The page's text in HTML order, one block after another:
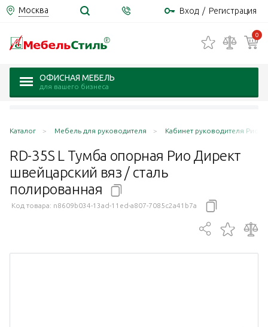
Москва Вход / Регистрация
0
ОФИСНАЯ МЕБЕЛЬ
для вашего бизнеса
Каталог Мебель для руководителя Кабинет руководителя Рио
RD-35S L Тумба опорная Рио Директ
швейцарский вяз / сталь
полированная
Код товара: n8609b034-13ad-11ed-a807-7085c2a41b7a